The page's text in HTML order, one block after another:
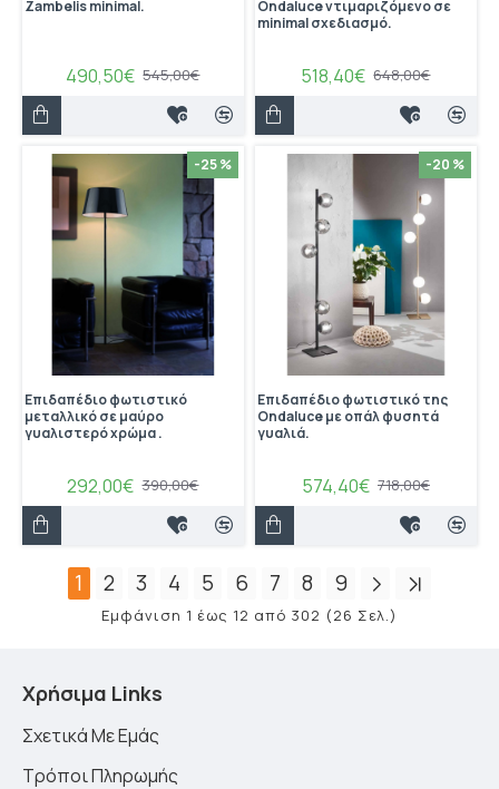
Zambelis minimal.
490,50€ 545,00€
Ondaluce ντιμαριζόμενο σε
minimal σχεδιασμό.
518,40€ 648,00€
-25 %
Επιδαπέδιο φωτιστικό
μεταλλικό σε μαύρο
γυαλιστερό χρώμα .
292,00€ 390,00€
-20 %
Επιδαπέδιο φωτιστικό της
Ondaluce με οπάλ φυσητά
γυαλιά.
574,40€ 718,00€
1 2 3 4 5 6 7 8 9
Εμφάνιση 1 έως 12 από 302 (26 Σελ.)
Χρήσιμα Links
Σχετικά Με Εμάς
Τρόποι Πληρωμής